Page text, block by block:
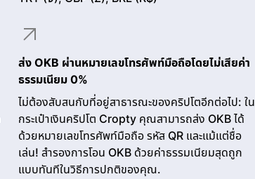
ส่ง OKB ผ่านหมายเลขโทรศัพท์มือถือโดยไม่เสียค่า
ธรรมเนียม 0%
ไม่ต้องสับสนกับที่อยู่สาธารณะของคริปโตอีกต่อไป: ใน
กระเป๋าเงินคริปโต Cropty คุณสามารถส่ง OKB ได้
ด้วยหมายเลขโทรศัพท์มือถือ รหัส QR และแม้แต่ชื่อ
เล่น! สำรองการโอน OKB ด้วยค่าธรรมเนียมสุดถูก
แบบทันทีในวิธีการปกติของคุณ.